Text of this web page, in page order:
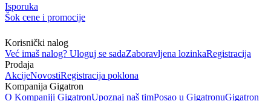
Isporuka
Šok cene i promocije
Korisnički nalog
Već imaš nalog? Uloguj se sadaZaboravljena lozinkaRegistracija
Prodaja
AkcijeNovostiRegistracija poklona
Kompanija Gigatron
O Kompaniji GigatronUpoznaj naš timPosao u GigatronuGigatron